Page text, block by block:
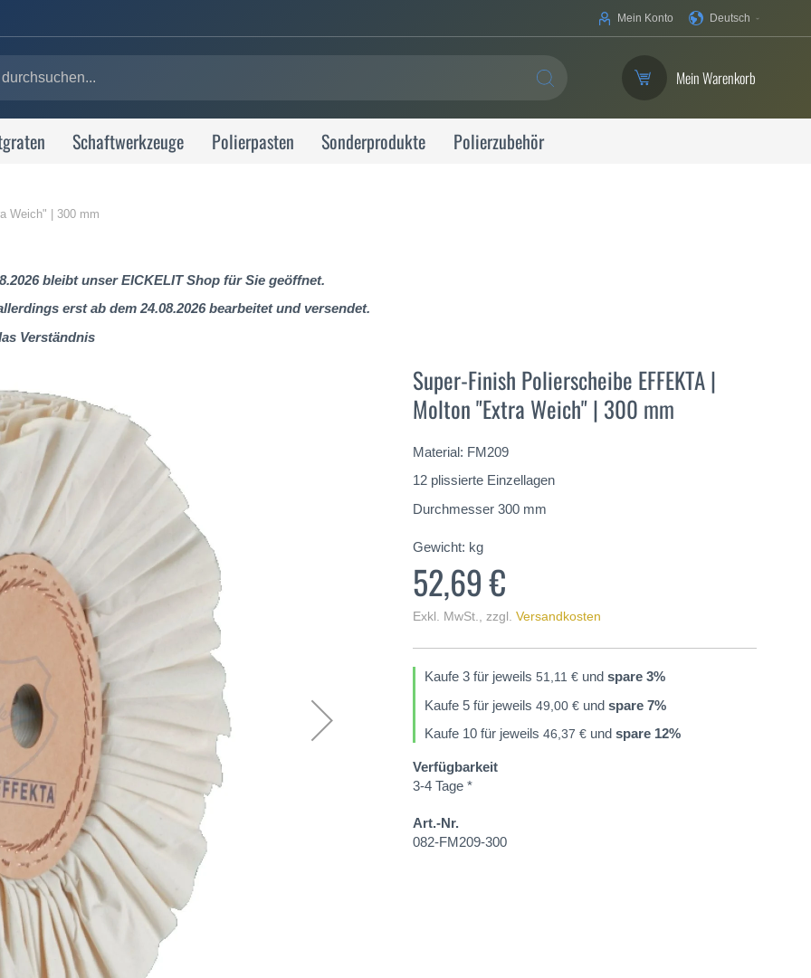
Ihre
Deutsch
Mein Konto
SUCHE Mein Warenkorb
Schaftwerkzeuge Polierpasten Sonderprodukte Polierzubehör
Weich" | 300 mm
bleibt unser EICKELIT Shop für Sie geöffnet.
erst ab dem 24.08.2026 bearbeitet und versendet.
Verständnis
Super-Finish Polierscheibe EFFEKTA |
Molton "Extra Weich" | 300 mm
Material: FM209
12 plissierte Einzellagen
Durchmesser 300 mm
Gewicht: kg
52,69 €
Exkl. MwSt. zzgl. Versandkosten
Kaufe 3 für jeweils 51,11 € und spare 3%
Kaufe 5 für jeweils 49,00 € und spare 7%
Kaufe 10 für jeweils 46,37 € und spare 12%
Verfügbarkeit
3-4 Tage *
Art.-Nr.
082-FM209-300